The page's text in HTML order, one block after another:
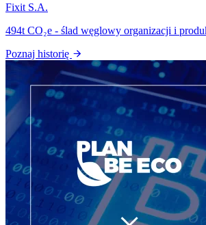
Fixit S.A.
494t CO₂e - ślad węglowy organizacji i
Poznaj historię